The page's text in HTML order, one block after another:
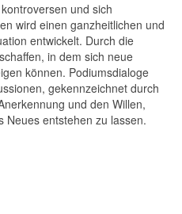
und sich
wird einen ganzheitlichen und
entwickelt. Durch die
in dem sich neue
können. Podiumsdialoge
gekennzeichnet durch
und den Willen,
Neues entstehen zu lassen.